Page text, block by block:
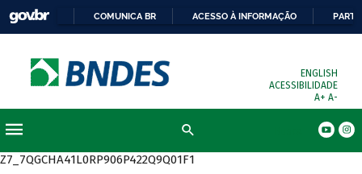
COMUNICA BR ACESSO À INFORMAÇÃO
ENGLISH
ACESSIBILIDADE
A+ A-
Z7_7QGCHA41L0RP906P422Q9Q01F1